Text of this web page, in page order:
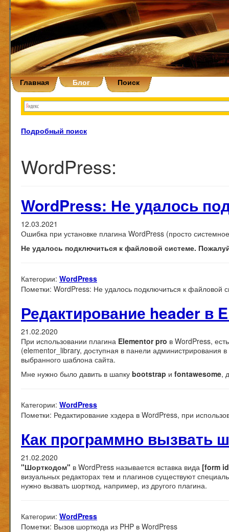
Главная Блог Поиск
Подробный поиск
WordPress:
WordPress: Не удалось
12.03.2021
Ошибка при установке плагина WordPress (просто
Не удалось подключиться к файловой системе.
Категории: WordPress
Пометки: WordPress: Не удалось подключиться к файловой
Редактирование header в
21.02.2020
При использовании плагина Elementor pro в WordPress,
(elementor_library, доступная в панели
выбранного шаблона сайта.
Мне нужно было давить в шапку bootstrap и fontawesome,
Категории: WordPress
Пометки: Редактирование хэдера в WordPress, при
Как программно вызвать
21.02.2020
"Шорткодом" в WordPress называется вставка вида [form
визуальных редакторах тем и плагинов существуют
нужно вызвать шорткод, например, из другого плагина.
Категории: WordPress
Пометки: Вызов шорткода из PHP в WordPress